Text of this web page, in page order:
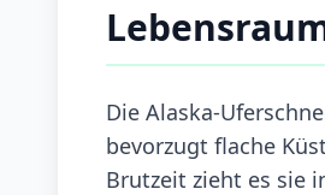
Die Alaska-
bevorzugt flache
Brutzeit zieht es sie